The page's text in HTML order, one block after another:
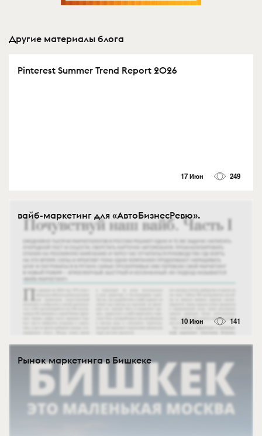
Другие материалы блога
Pinterest Summer Trend Report 2026
17 Июн 249
вайб-маркетинг для «АвтоБизнесРевю».
10 Июн 141
Рынок маркетинга в Бишкеке